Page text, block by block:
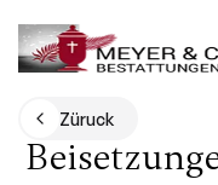
Züruck